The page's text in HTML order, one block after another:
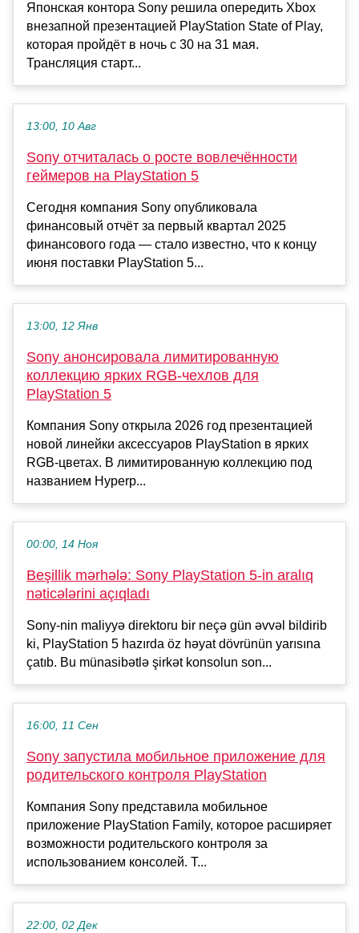
Японская контора Sony решила опередить Xbox
внезапной презентацией PlayStation State of Play,
которая пройдёт в ночь с 30 на 31 мая.
Трансляция старт...
13:00, 10 Авг
Sony отчиталась о росте вовлечённости
геймеров на PlayStation 5
Сегодня компания Sony опубликовала
финансовый отчёт за первый квартал 2025
финансового года — стало известно, что к концу
июня поставки PlayStation 5...
13:00, 12 Янв
Sony анонсировала лимитированную
коллекцию ярких RGB-чехлов для
PlayStation 5
Компания Sony открыла 2026 год презентацией
новой линейки аксессуаров PlayStation в ярких
RGB-цветах. В лимитированную коллекцию под
названием Hyperp...
00:00, 14 Ноя
Beşillik mərhələ: Sony PlayStation 5-in aralıq
nəticələrini açıqladı
Sony-nin maliyyə direktoru bir neçə gün əvvəl bildirib
ki, PlayStation 5 hazırda öz həyat dövrünün yarısına
çatıb. Bu münasibətlə şirkət konsolun son...
16:00, 11 Сен
Sony запустила мобильное приложение для
родительского контроля PlayStation
Компания Sony представила мобильное
приложение PlayStation Family, которое расширяет
возможности родительского контроля за
использованием консолей. Т...
22:00, 02 Дек